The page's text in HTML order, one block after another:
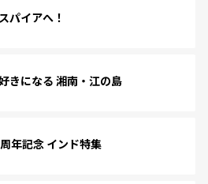
パイアへ！
きになる 湘南・江の島
年記念 インド特集